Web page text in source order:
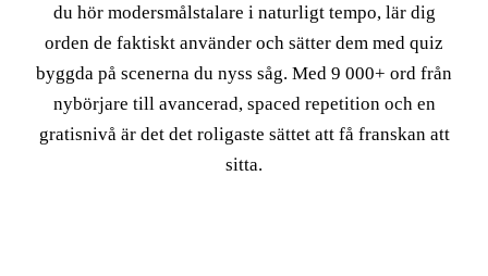
du hör modersmålstalare i naturligt tempo, lär dig
orden de faktiskt använder och sätter dem med quiz
byggda på scenerna du nyss såg. Med 9 000+ ord från
nybörjare till avancerad, spaced repetition och en
gratisnivå är det det roligaste sättet att få franskan att
sitta.